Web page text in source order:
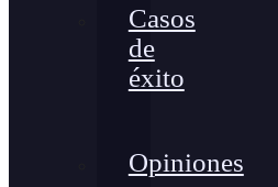
Casos
de
éxito
Opiniones